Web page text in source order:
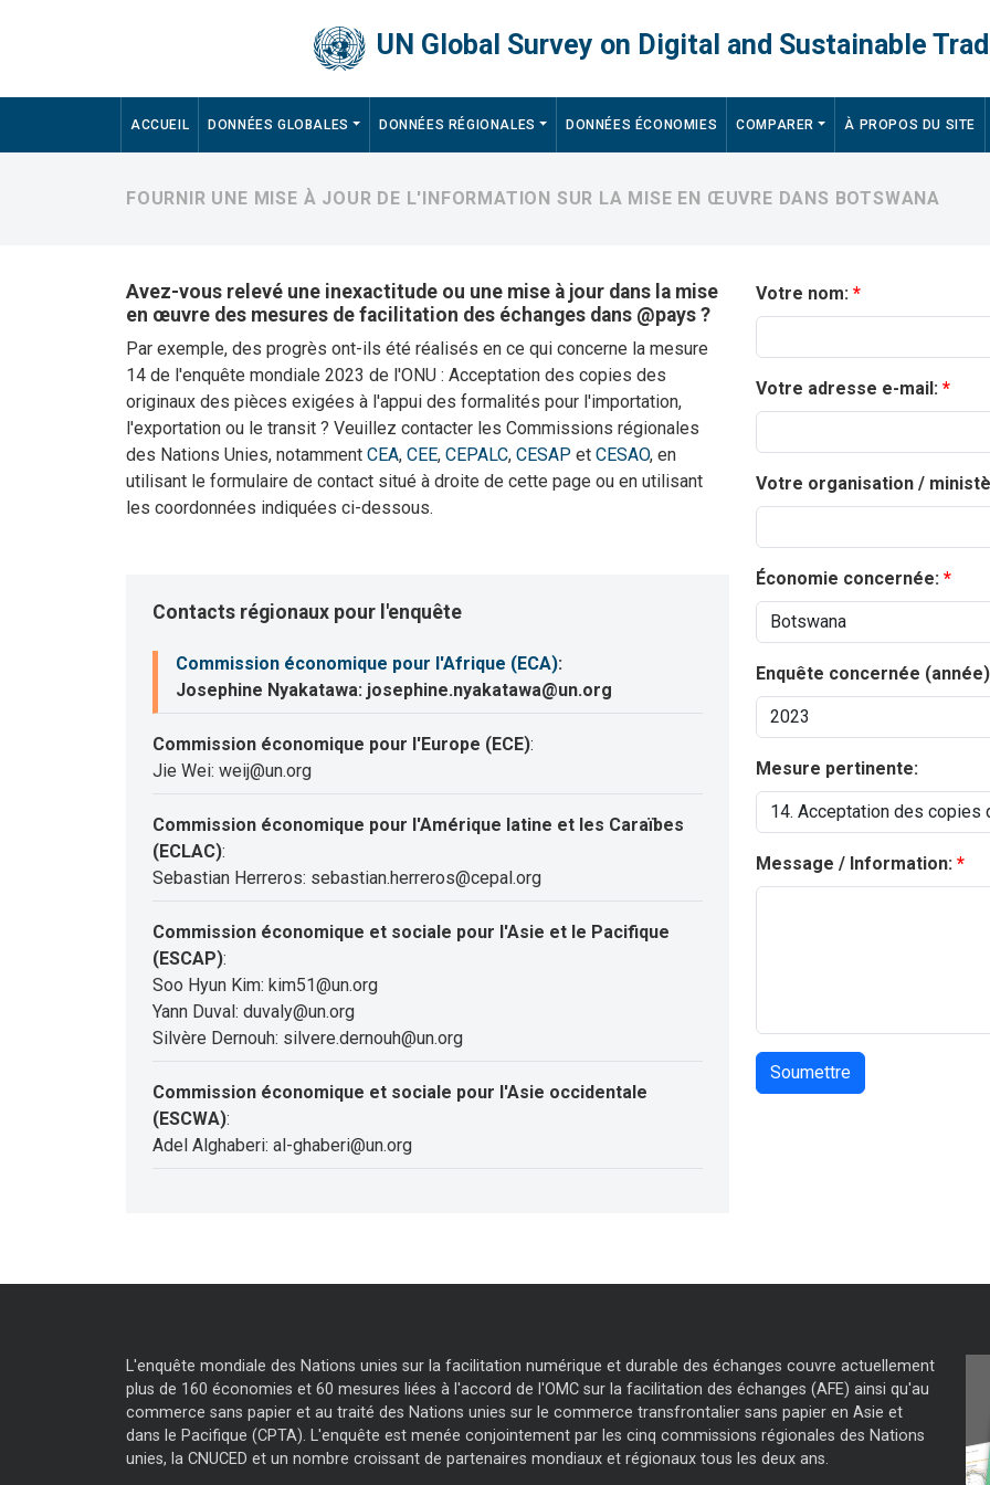
UN Global Survey on Digital and Sustainable
Main navigation
ACCUEIL DONNÉES GLOBALES DONNÉES RÉGIONALES DONNÉES ÉCONOMIES COMPARER À PROPOS DU SITE
FOURNIR UNE MISE À JOUR DE L'INFORMATION SUR LA MISE EN ŒUVRE DANS BOTSWANA
Avez-vous relevé une inexactitude ou une mise à jour dans la mise
en œuvre des mesures de facilitation des échanges dans @pays ?
Par exemple, des progrès ont-ils été réalisés en ce qui concerne la mesure
14 de l'enquête mondiale 2023 de l'ONU : Acceptation des copies des
originaux des pièces exigées à l'appui des formalités pour l'importation,
l'exportation ou le transit ? Veuillez contacter les Commissions régionales
des Nations Unies, notamment CEA, CEE, CEPALC, CESAP et CESAO, en
utilisant le formulaire de contact situé à droite de cette page ou en utilisant
les coordonnées indiquées ci-dessous.
Contacts régionaux pour l'enquête
Commission économique pour l'Afrique (ECA):
Josephine Nyakatawa: josephine.nyakatawa@un.org
Commission économique pour l'Europe (ECE):
Jie Wei: weij@un.org
Commission économique pour l'Amérique latine et les Caraïbes
(ECLAC):
Sebastian Herreros: sebastian.herreros@cepal.org
Commission économique et sociale pour l'Asie et le Pacifique
(ESCAP):
Soo Hyun Kim: kim51@un.org
Yann Duval: duvaly@un.org
Silvère Dernouh: silvere.dernouh@un.org
Commission économique et sociale pour l'Asie occidentale
(ESCWA):
Adel Alghaberi: al-ghaberi@un.org
Votre nom:
Votre adresse e-mail:
Votre organisation /
Économie concernée:
Enquête concernée
Mesure pertinente:
Message / Information:
L'enquête mondiale des Nations unies sur la facilitation numérique et durable des échanges couvre actuellement
plus de 160 économies et 60 mesures liées à l'accord de l'OMC sur la facilitation des échanges (AFE) ainsi qu'au
commerce sans papier et au traité des Nations unies sur le commerce transfrontalier sans papier en Asie et
dans le Pacifique (CPTA). L'enquête est menée conjointement par les cinq commissions régionales des Nations
unies, la CNUCED et un nombre croissant de partenaires mondiaux et régionaux tous les deux ans.